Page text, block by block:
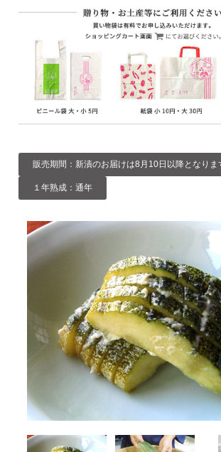
販売期間：新漬のお届けは8月10日以降となりま
１年熟成：通年